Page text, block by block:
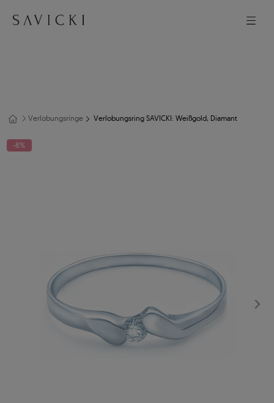
Verlobungsringe Verlobungsring SAVICKI: Weißgold, Diamant
-8%